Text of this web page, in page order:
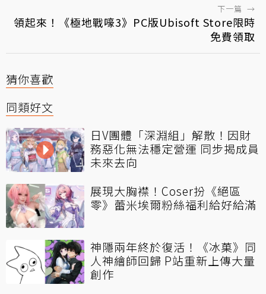
下一篇 →
領起來！《極地戰嚎3》PC版Ubisoft Store限時
免費領取
猜你喜歡
同類好文
日V團體「深淵組」解散！因財
務惡化無法穩定營運 同步揭成員
未來去向
展現大胸襟！Coser扮《絕區
零》蕾米埃爾粉絲福利給好給滿
神隱兩年終於復活！《冰菓》同
人神繪師回歸 P站重新上傳大量
創作